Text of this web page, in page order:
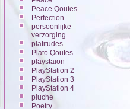
Peace Qoutes
Perfection
persoonlijke
verzorging
platitudes
Plato Qoutes
playstaion
PlayStation 2
PlayStation 3
PlayStation 4
pluche
Poetry